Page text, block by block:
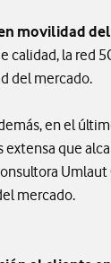
movilidad
calidad, la red
del mercado.
en el
extensa que
mercado.